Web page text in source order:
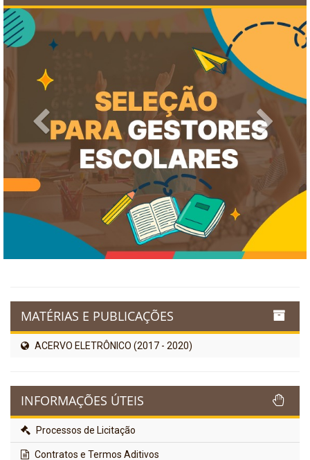
Previous Next
MATÉRIAS E PUBLICAÇÕES
ACERVO ELETRÔNICO (2017 - 2020)
INFORMAÇÕES ÚTEIS
Processos de Licitação
Contratos e Termos Aditivos